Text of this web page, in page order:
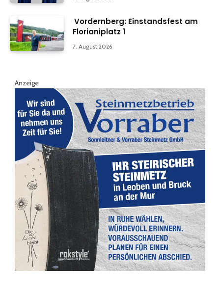
Vordernberg: Einstandsfest am
Florianiplatz 1
7. August 2026
Anzeige